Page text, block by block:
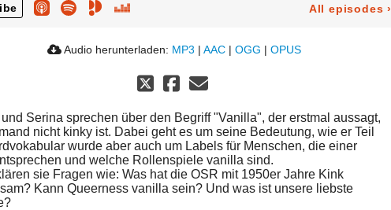
All episodes ›
Audio herunterladen: MP3 | AAC | OGG | OPUS
Serina sprechen über den Begriff "Vanilla", der erstmal aussagt,
nicht kinky ist. Dabei geht es um seine Bedeutung, wie er Teil
wurde aber auch um Labels für Menschen, die einer
und welche Rollenspiele vanilla sind.
sie Fragen wie: Was hat die OSR mit 1950er Jahre Kink
Kann Queerness vanilla sein? Und was ist unsere liebste